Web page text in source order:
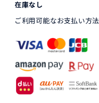
在庫なし
ご利用可能なお支払い方法